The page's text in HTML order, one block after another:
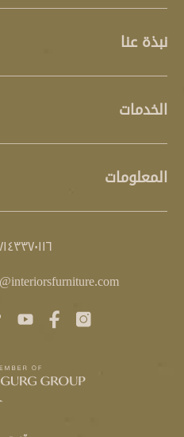
نبذة عنا
الخدمات
المعلومات